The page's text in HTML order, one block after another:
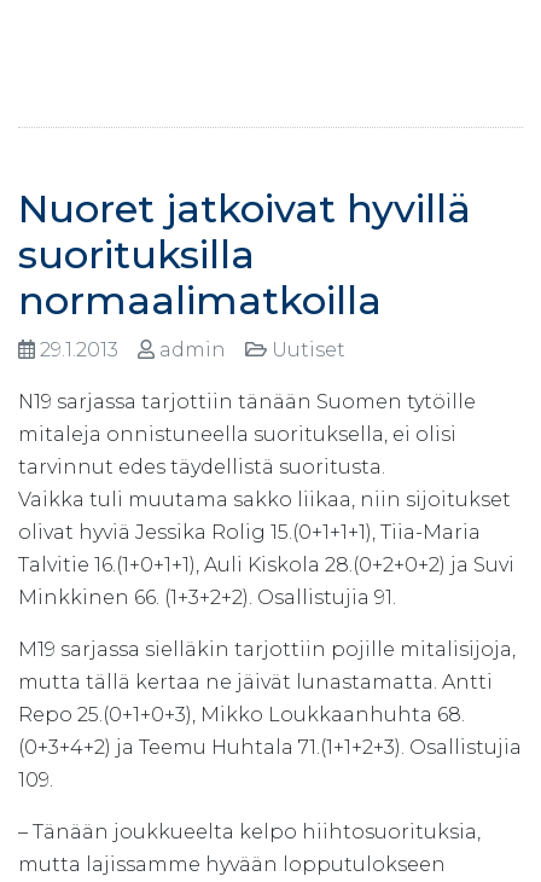
Nuoret jatkoivat hyvillä
suorituksilla
normaalimatkoilla
29.1.2013 admin Uutiset
N19 sarjassa tarjottiin tänään Suomen tytöille
mitaleja onnistuneella suorituksella, ei olisi
tarvinnut edes täydellistä suoritusta.
Vaikka tuli muutama sakko liikaa, niin sijoitukset
olivat hyviä Jessika Rolig 15.(0+1+1+1), Tiia-Maria
Talvitie 16.(1+0+1+1), Auli Kiskola 28.(0+2+0+2) ja Suvi
Minkkinen 66. (1+3+2+2). Osallistujia 91.
M19 sarjassa sielläkin tarjottiin pojille mitalisijoja,
mutta tällä kertaa ne jäivät lunastamatta. Antti
Repo 25.(0+1+0+3), Mikko Loukkaanhuhta 68.
(0+3+4+2) ja Teemu Huhtala 71.(1+1+2+3). Osallistujia
109.
– Tänään joukkueelta kelpo hiihtosuorituksia,
mutta lajissamme hyvään lopputulokseen